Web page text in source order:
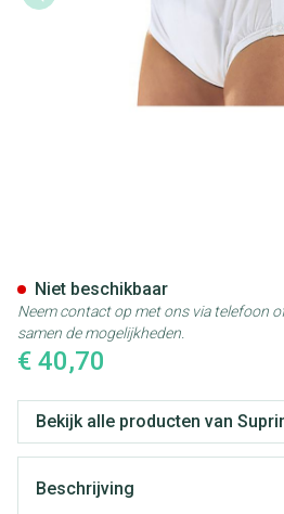
€ 40,70
Niet beschikbaar
Neem contact op met ons via telefoon
samen de mogelijkheden.
Bekijk alle producten van
Beschrijving